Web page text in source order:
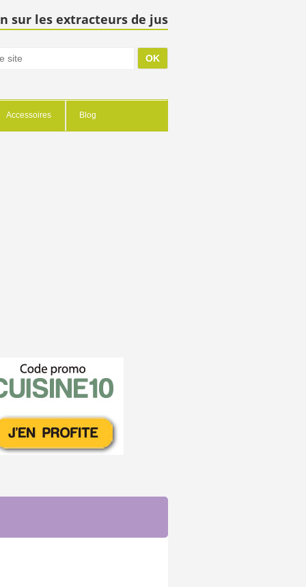
sur les extracteurs de jus
Accessoires Blog